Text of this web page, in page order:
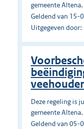
gemeente Altena.
Geldend van 15-
Uitgegeven
Deze regeling is
gemeente Altena.
Geldend van 05-